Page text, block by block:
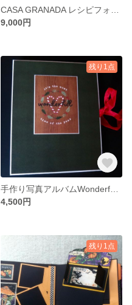
9,000円
残り1点
4,500円
残り1点